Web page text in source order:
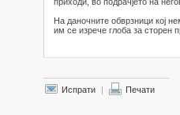
На даночните обврзници кој
им се изрече глоба за сторен
Испрати | Печати